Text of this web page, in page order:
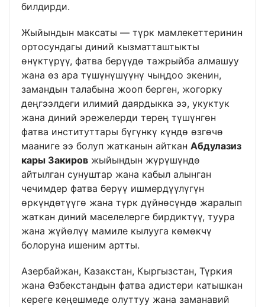
билдирди.
Жыйындын максаты — түрк мамлекеттеринин
ортосундагы диний кызматташтыкты
өнүктүрүү, фатва берүүдө тажрыйба алмашуу
жана өз ара түшүнүшүүнү чыңдоо экенин,
замандын талабына жооп берген, жогорку
деңгээлдеги илимий даярдыкка ээ, укуктук
жана диний эрежелерди терең түшүнгөн
фатва институттары бүгүнкү күндө өзгөчө
мааниге ээ болуп жатканын айткан Абдулазиз
кары Закиров жыйындын жүрүшүндө
айтылган сунуштар жана кабыл алынган
чечимдер фатва берүү ишмердүүлүгүн
өркүндөтүүгө жана түрк дүйнөсүндө жаралып
жаткан диний маселелерге бирдиктүү, туура
жана жүйөлүү мамиле кылууга көмөкчү
болоруна ишеним артты.
Азербайжан, Казакстан, Кыргызстан, Түркия
жана Өзбекстандын фатва адистери катышкан
кереге кеңешмеде олуттуу жана заманавий